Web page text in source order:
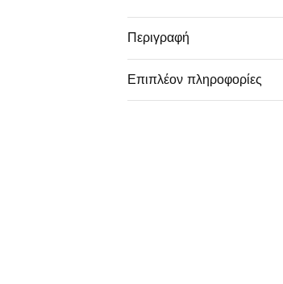
Περιγραφή
Επιπλέον πληροφορίες